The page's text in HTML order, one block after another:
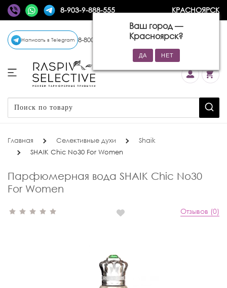
8-903-9-888-555 КРАСНОЯРСК
Ваш город —
Красноярск?
Написать в Telegram 8-800-770-72-34 (бесплатно)
Главная Селективные духи
Shaik
SHAIK Chic No30 For Women
Парфюмерная вода SHAIK Chic No30
For Women
Отзывов (0)